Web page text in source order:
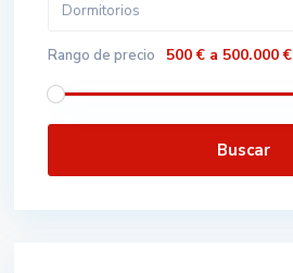
Dormitorios
Rango de precio 500 € a 500.000 €
Buscar